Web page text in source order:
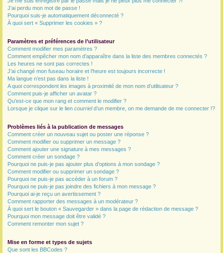
J’ai perdu mon mot de passe !
Pourquoi suis-je automatiquement déconnecté ?
À quoi sert « Supprimer les cookies » ?
Paramètres et préférences de l’utilisateur
Comment modifier mes paramètres ?
Comment empêcher mon nom d’apparaître dans la liste des membres connectés ?
Les heures ne sont pas correctes !
J’ai changé mon fuseau horaire et l’heure est toujours incorrecte !
Ma langue n’est pas dans la liste !
A quoi correspondent les images à proximité de mon nom d’utilisateur ?
Comment puis-je afficher un avatar ?
Qu’est-ce que mon rang et comment le modifier ?
Lorsque je clique sur le lien courrield’un membre, on me demande de me connecter !?
Problèmes liés à la publication de messages
Comment créer un nouveau sujet ou poster une réponse ?
Comment modifier ou supprimer un message ?
Comment ajouter une signature à mes messages ?
Comment créer un sondage ?
Pourquoi ne puis-je pas ajouter plus d’options à mon sondage ?
Comment modifier ou supprimer un sondage ?
Pourquoi ne puis-je pas accéder à un forum ?
Pourquoi ne puis-je pas joindre des fichiers à mon message ?
Pourquoi ai-je reçu un avertissement ?
Comment rapporter des messages à un modérateur ?
À quoi sert le bouton « Sauvegarder » dans la page de rédaction de message ?
Pourquoi mon message doit être validé ?
Comment remonter mon sujet ?
Mise en forme et types de sujets
Que sont les BBCodes ?